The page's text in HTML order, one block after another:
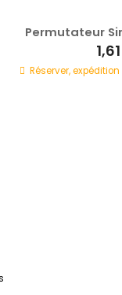
Permutateur
Réserver,